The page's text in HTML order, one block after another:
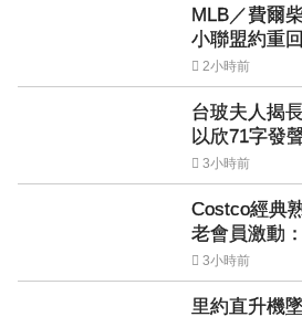
MLB／費爾
小聯盟約重
2小時前
台玻夫人揭
以欣71字發
3小時前
Costco經典
老會員激動
3小時前
里約直升機